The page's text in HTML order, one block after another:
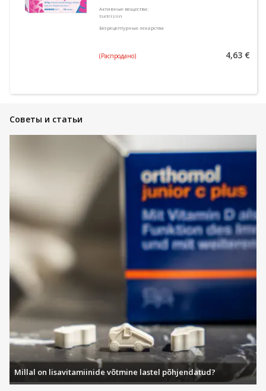
Активные вещества:
tsetrisiin
Безрецептурные лекарства
(Распродано) 4,63 €
Советы и статьи
Millal on lisavitamiinide võtmine lastel põhjendatud?